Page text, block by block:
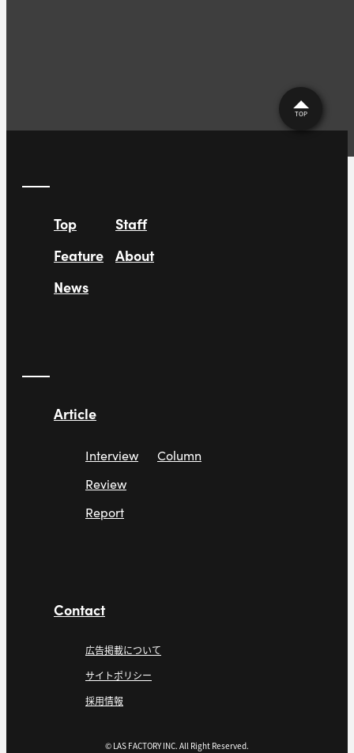
TOP
Top
Feature
News
Staff
About
Article
Interview
Review
Report
Column
Contact
広告掲載について
サイトポリシー
採用情報
© LAS FACTORY INC. All Right Reserved.